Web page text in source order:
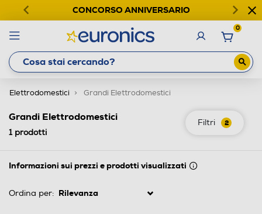
CONCORSO ANNIVERSARIO
0
Elettrodomestici Grandi Elettrodomestici
Filtri 2
Grandi Elettrodomestici
1prodotti
Informazioni sui prezzi e prodotti visualizzati
Ordina per: